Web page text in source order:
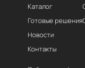
Каталог
Готовые решения
Новости
Контакты